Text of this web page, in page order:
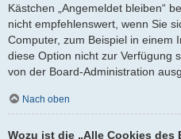
Kästchen „Angemeldet bleiben“
nicht empfehlenswert, wenn Sie
Computer, zum Beispiel in einem
diese Option nicht zur Verfügung
von der Board-Administration
Nach oben
Wozu ist die „Alle Cookies